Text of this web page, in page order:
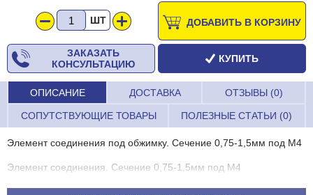
ШТ ДОБАВИТЬ В КОРЗИНУ
ЗАКАЗАТЬ
КОНСУЛЬТАЦИЮ
КУПИТЬ
ОПИСАНИЕ ДОСТАВКА ОТЗЫВЫ (0)
СОПУТСТВУЮЩИЕ ТОВАРЫ ПОЛЕЗНЫЕ СТАТЬИ (0)
Элемент соединения под обжимку. Сечение 0,75-1,5мм под М4
Элемент соединения. Сечение 0,75-1,5мм под М4